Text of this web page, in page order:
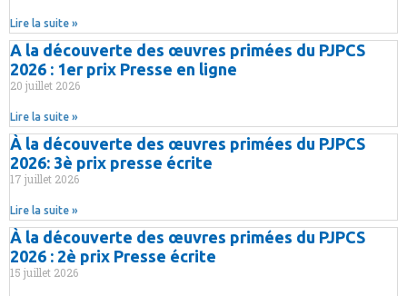
Lire la suite »
A la découverte des œuvres primées du PJPCS
2026 : 1er prix Presse en ligne
20 juillet 2026
Lire la suite »
À la découverte des œuvres primées du PJPCS
2026: 3è prix presse écrite
17 juillet 2026
Lire la suite »
À la découverte des œuvres primées du PJPCS
2026 : 2è prix Presse écrite
15 juillet 2026